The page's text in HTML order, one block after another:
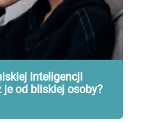
inteligencji
je od bliskiej osoby?